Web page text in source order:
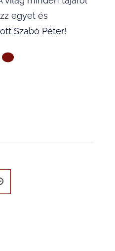
egyet és
Szabó Péter!